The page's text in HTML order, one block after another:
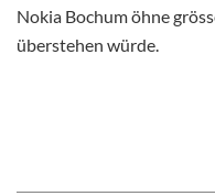
Nokia Bochum öhne
überstehen würde.